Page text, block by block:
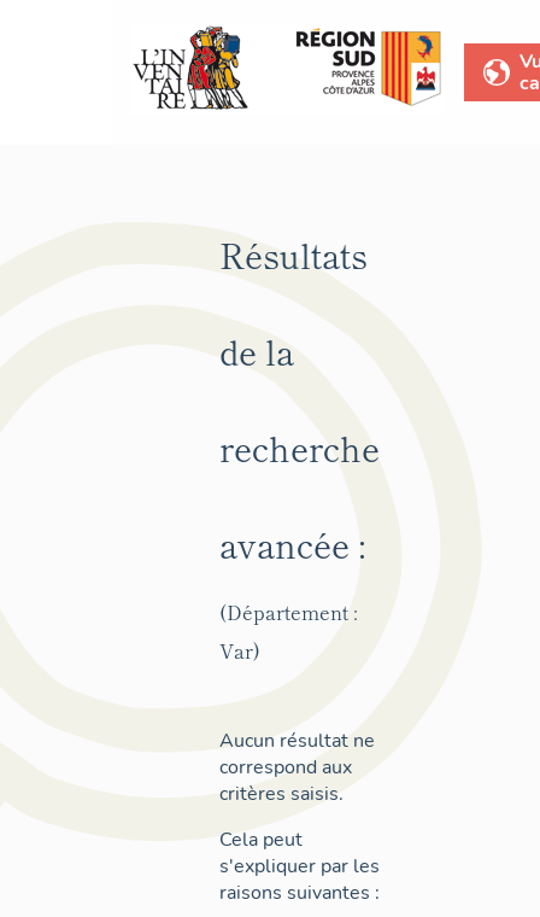
Résultats
de la
recherche
avancée :
(Département :
Var)
Aucun résultat ne
correspond aux
critères saisis.
Cela peut
s'expliquer par les
raisons suivantes :